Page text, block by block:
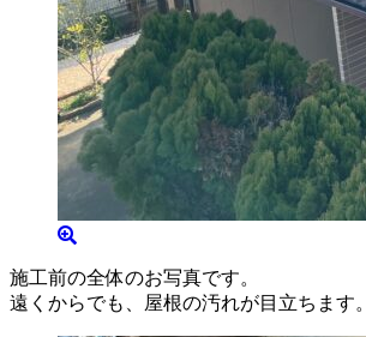
施工前の全体のお写真です。
遠くからでも、屋根の汚れが目立ちます。